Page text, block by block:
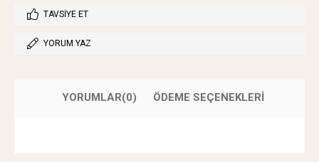
TAVSIYE ET
YORUM YAZ
YORUMLAR(0) ÖDEME SEÇENEKLERI